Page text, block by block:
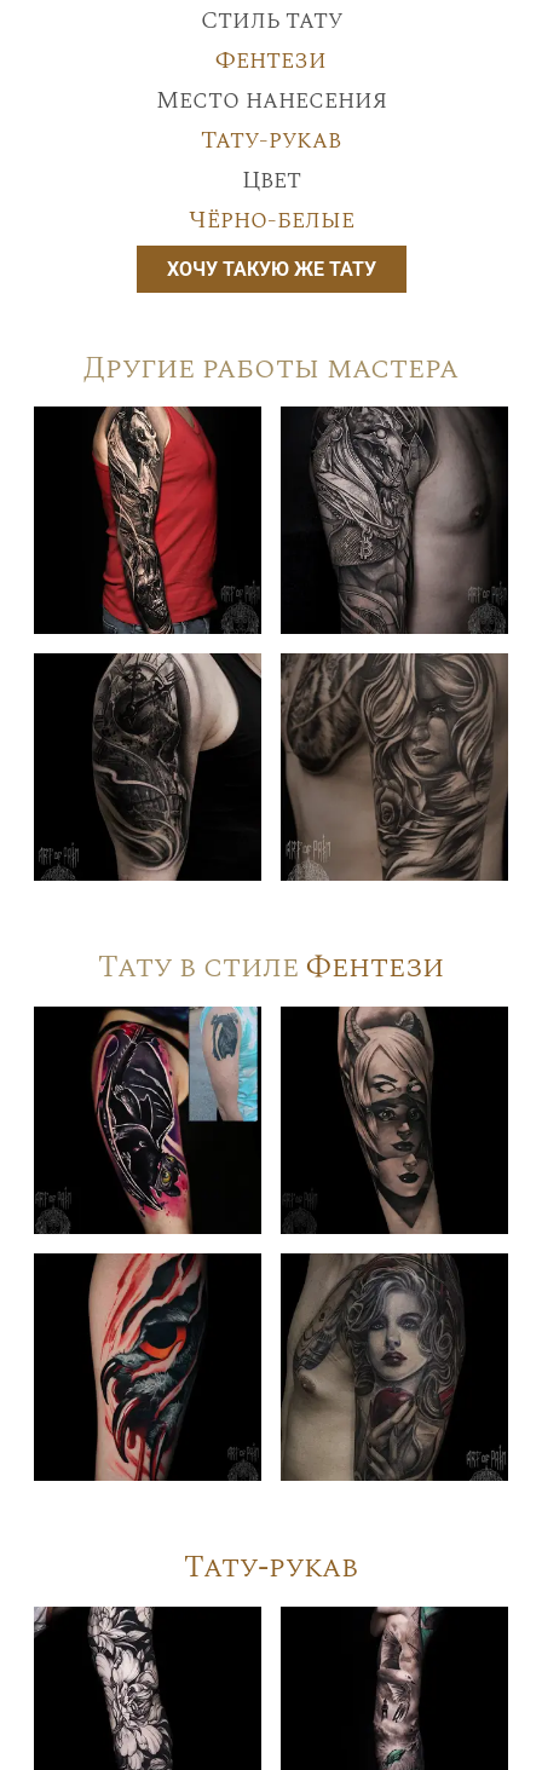
Стиль тату
Фентези
Место нанесения
Тату-рукав
Цвет
Чёрно-белые
ХОЧУ ТАКУЮ ЖЕ ТАТУ
Другие работы мастера
Тату в стилеФентези
Тату-рукав